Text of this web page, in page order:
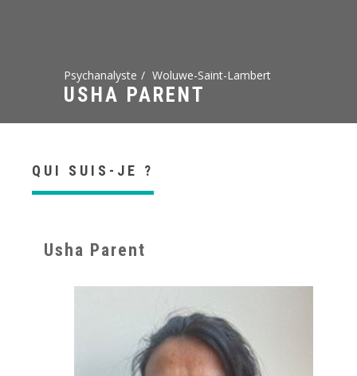
Psychanalyste Woluwe-Saint-Lambert
USHA PARENT
QUI SUIS-JE ?
Usha Parent